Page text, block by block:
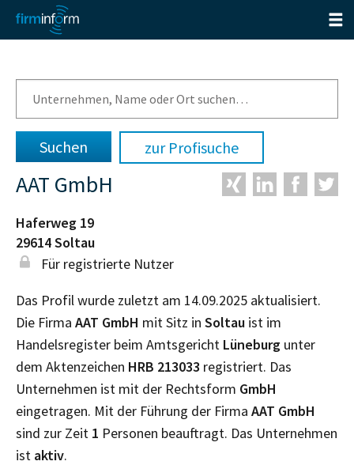
zur Profisuche
AAT GmbH
Haferweg 19
29614Soltau
Für registrierte Nutzer
Das Profil wurde zuletzt am 14.09.2025 aktualisiert.
Die Firma AAT GmbH mit Sitz in Soltau ist im
Handelsregister beim Amtsgericht Lüneburg unter
dem Aktenzeichen HRB 213033 registriert. Das
Unternehmen ist mit der Rechtsform GmbH
eingetragen. Mit der Führung der Firma AAT GmbH
sind zur Zeit 1 Personen beauftragt. Das Unternehmen
ist aktiv.